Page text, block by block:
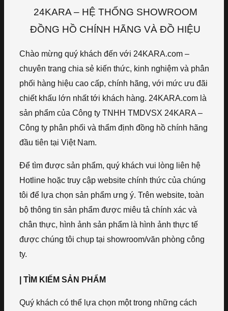
24KARA – HỆ THỐNG SHOWROOM
ĐỒNG HỒ CHÍNH HÃNG VÀ ĐỒ HIỆU
Chào mừng quý khách đến với 24KARA.com –
chuyên trang chia sẻ kiến thức, kinh nghiệm và phân
phối hàng hiệu cao cấp, chính hãng, với mức ưu đãi
chiết khấu lớn nhất tới khách hàng. 24KARA.com là
sản phẩm của Công ty TNHH TMDVSX 24KARA –
Công ty phân phối và thẩm định đồng hồ chính hãng
đầu tiên tại Việt Nam.
Để tìm được sản phẩm, quý khách vui lòng liên hệ
Hotline hoặc truy cập website chính thức của chúng
tôi để lựa chọn sản phẩm ưng ý. Trên website, toàn
bộ thông tin sản phẩm được miêu tả chính xác và
chân thực, hình ảnh sản phẩm là hình ảnh thực tế
được chúng tôi chụp tại showroom/văn phòng công
ty.
| TÌM KIẾM SẢN PHẨM
Quý khách có thể lựa chọn một trong những cách